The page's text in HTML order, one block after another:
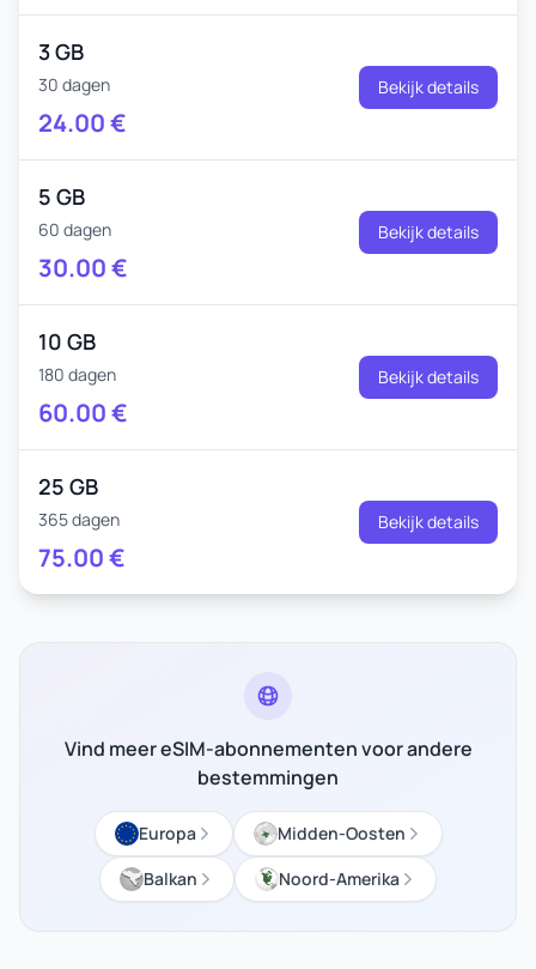
3 GB
30 dagen
24.00€
Bekijk details
5 GB
60 dagen
30.00€
Bekijk details
10 GB
180 dagen
60.00€
Bekijk details
25 GB
365 dagen
75.00€
Bekijk details
Vind meer eSIM-abonnementen voor andere
bestemmingen
Europa
Midden-Oosten
Balkan
Noord-Amerika